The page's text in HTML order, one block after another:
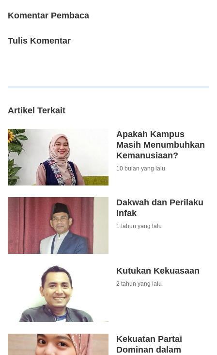
Komentar Pembaca
Tulis Komentar
Artikel Terkait
Apakah Kampus
Masih Menumbuhkan
Kemanusiaan?
10 bulan yang lalu
Dakwah dan Perilaku
Infak
1 tahun yang lalu
Kutukan Kekuasaan
2 tahun yang lalu
Kekuatan Partai
Dominan dalam